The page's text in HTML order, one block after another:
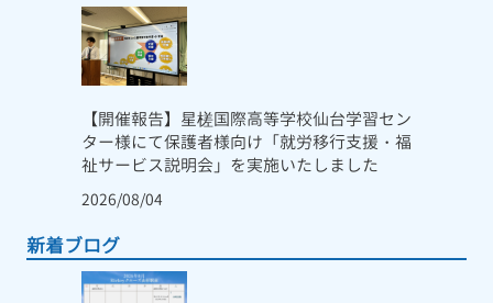
【開催報告】星槎国際高等学校仙台学習セン
ター様にて保護者様向け「就労移行支援・福
祉サービス説明会」を実施いたしました
2026/08/04
新着ブログ